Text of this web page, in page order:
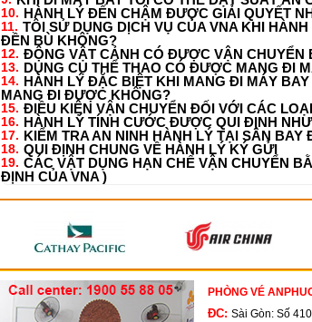
10. HÀNH LÝ ĐẾN CHẬM ĐƯỢC GIẢI QUYẾT
11. TÔI SỬ DỤNG DỊCH VỤ CỦA VNA KHI
ĐỀN BÙ KHÔNG?
12. ĐỘNG VẬT CẢNH CÓ ĐƯỢC VẬN
13. DỤNG CỤ THỂ THAO CÓ ĐƯỢC MANG ĐI
14. HÀNH LÝ ĐẶC BIỆT KHI MANG ĐI MÁY
MANG ĐI ĐƯỢC KHÔNG?
15. ĐIỀU KIỆN VẬN CHUYỂN ĐỐI VỚI CÁC
16. HÀNH LÝ TÍNH CƯỚC ĐƯỢC QUI ĐỊNH
17. KIỂM TRA AN NINH HÀNH LÝ TẠI SÂN
18. QUI ĐỊNH CHUNG VỀ HÀNH LÝ KÝ GỬI
19. CÁC VẬT DỤNG HẠN CHẾ VẬN CHUYỂN
ĐỊNH CỦA VNA )
PHÒNG VÉ
ĐC: Sài Gòn: Số